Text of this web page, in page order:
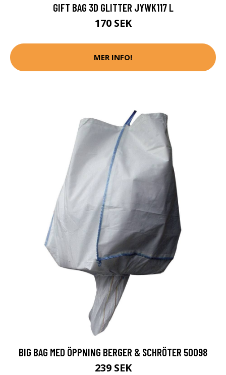
GIFT BAG 3D GLITTER JYWK117 L
170 SEK
MER INFO!
BIG BAG MED ÖPPNING BERGER & SCHRÖTER 50098
239 SEK